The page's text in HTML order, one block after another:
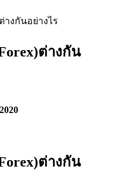
างกันอย่างไร
ต่างกัน
ต่างกัน